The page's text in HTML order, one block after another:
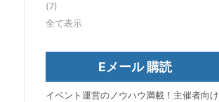
(7)
全て表示
Eメール 購読
イベント運営のノウハウ満載！主催者向け